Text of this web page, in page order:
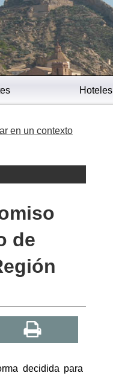
Hoteles
en un contexto
de
decidida para